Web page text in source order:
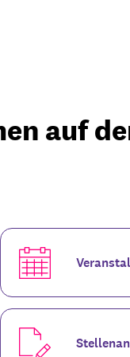
auf